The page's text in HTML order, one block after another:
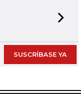
SUSCRÍBASE YA